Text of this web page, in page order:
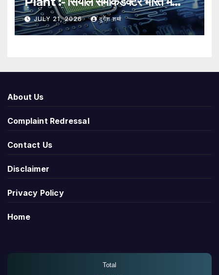
मैन्युफैक्चरिंग प्लांट लगाने पर कर रही विचार,
कई राज्यों से चल रही बातचीत
JULY 21, 2026 दुर्गेश शर्मा
About Us
Complaint Redressal
Contact Us
Disclaimer
Privacy Policy
Home
Total